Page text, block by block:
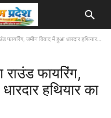
फायरिंग, जमीन विवाद में हुआ धारदार हथियार...
राउंड फायरिंग,
हथियार का